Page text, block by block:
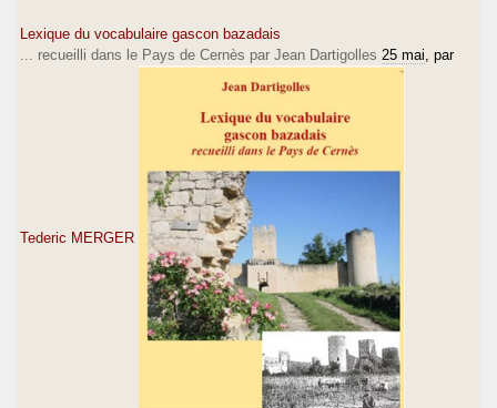
Lexique du vocabulaire gascon bazadais
... recueilli dans le Pays de Cernès par Jean Dartigolles 25 mai , par
Tederic MERGER